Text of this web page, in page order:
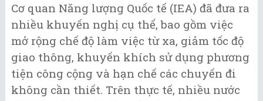
Cơ quan Năng lượng Quốc tế (IEA) đã đưa ra
nhiều khuyến nghị cụ thể, bao gồm việc
mở rộng chế độ làm việc từ xa, giảm tốc độ
giao thông, khuyến khích sử dụng phương
tiện công cộng và hạn chế các chuyến đi
không cần thiết. Trên thực tế, nhiều nước